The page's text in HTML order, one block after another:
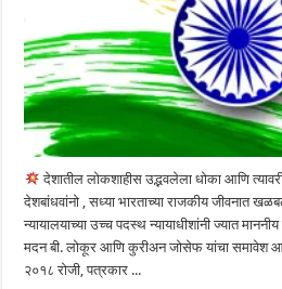
देशातील लोकशाहीस उद्भवलेला धोका आणि
देशबांधवांनो , सध्या भारताच्या राजकीय जीवनात
न्यायालयाच्या उच्च पदस्थ न्यायाधीशांनी ज्यात
मदन बी. लोकूर आणि कुरीअन जोसेफ यांचा समावेश आहे
२०१८ रोजी, पत्रकार ...